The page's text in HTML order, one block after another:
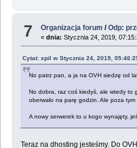
7 Organizacja forum /Odp:
«dnia: Stycznia 24, 2019,
Cytat: xpil w Stycznia 24, 2019,
No patrz pan, a ja na OVH siedzę od
No dobra, raz coś kiedyś, ale wtedy to
oberwało na parę godzin. Ale poza
A nowy serwerek to u kogo wynajęty,
Teraz na dhosting jesteśmy. Do